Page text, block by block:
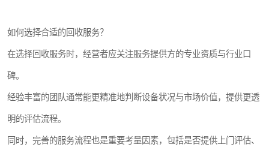
如何选择合适的回收服务？
在选择回收服务时，经营者应关注服务提供方的专业资质与行业口
碑。
经验丰富的团队通常能更精准地判断设备状况与市场价值，提供更透
明的评估流程。
同时，完善的服务流程也是重要考量因素，包括是否提供上门评估、